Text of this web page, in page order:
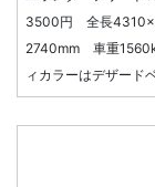
3500円 全長4310×
2740mm 車重
ィカラーはデザード